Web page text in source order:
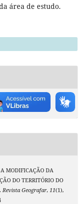
área de estudo.
MODIFICAÇÃO DA
DO TERRITÓRIO DO
Revista Geografar, 11(1),